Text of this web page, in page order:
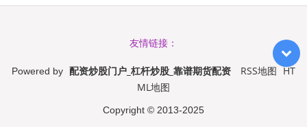
友情链接：
Powered by 配资炒股门户_杠杆炒股_靠谱期货配资 RSS地图 HT
ML地图
Copyright © 2013-2025